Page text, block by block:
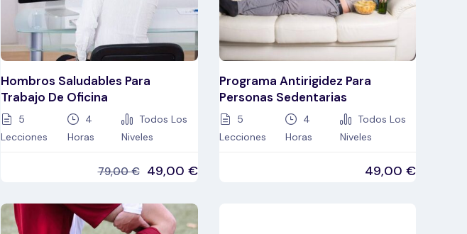
Hombros Saludables Para
Trabajo De Oficina
5
Lecciones
4
Horas
Todos Los
Niveles
79,00€ 49,00 €
Programa Antirigidez Para
Personas Sedentarias
5
Lecciones
4
Horas
Todos Los
Niveles
49,00 €